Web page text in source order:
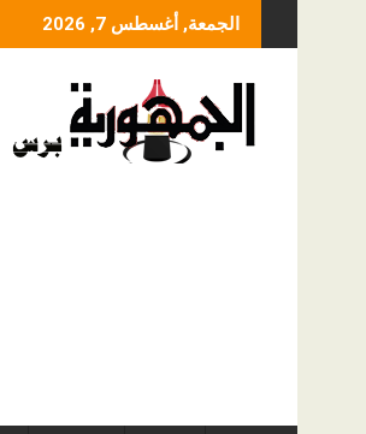
to
الجمعة, أغسطس 7, 2026